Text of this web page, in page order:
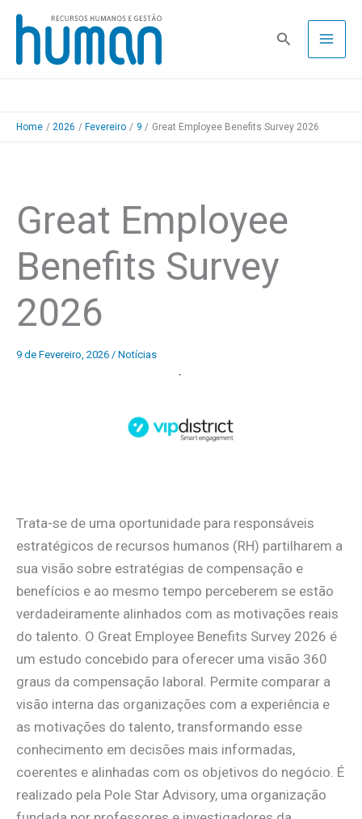
Skip
content
Pesquisa
Home 2026 Fevereiro 9 Great Employee Benefits Survey 2026
Great Employee
Benefits Survey
2026
9 de Fevereiro, 2026 / Notícias
Trata-se de uma oportunidade para responsáveis
estratégicos de recursos humanos (RH) partilharem a
sua visão sobre estratégias de compensação e
benefícios e ao mesmo tempo perceberem se estão
verdadeiramente alinhados com as motivações reais
do talento. O Great Employee Benefits Survey 2026 é
um estudo concebido para oferecer uma visão 360
graus da compensação laboral. Permite comparar a
visão interna das organizações com a experiência e
as motivações do talento, transformando esse
conhecimento em decisões mais informadas,
coerentes e alinhadas com os objetivos do negócio. É
realizado pela Pole Star Advisory, uma organização